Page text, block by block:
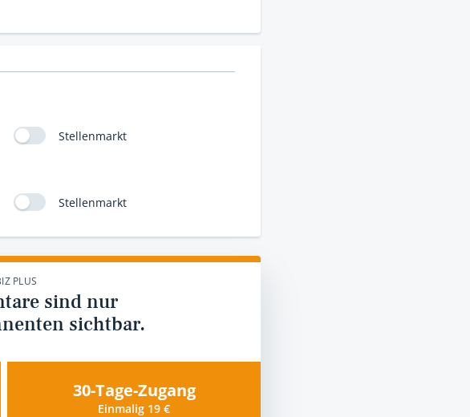
Stellenmarkt
Stellenmarkt
PLUS
sind nur
sichtbar.
30-Tage-Zugang
Einmalig 19 €